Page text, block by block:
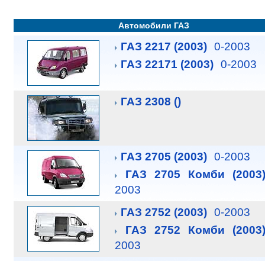
Автомобили ГАЗ
ГАЗ 2217 (2003) 0-2003
ГАЗ 22171 (2003) 0-2003
ГАЗ 2308 ()
ГАЗ 2705 (2003) 0-2003
ГАЗ 2705 Комби
2003
ГАЗ 2752 (2003) 0-2003
ГАЗ 2752 Комби
2003